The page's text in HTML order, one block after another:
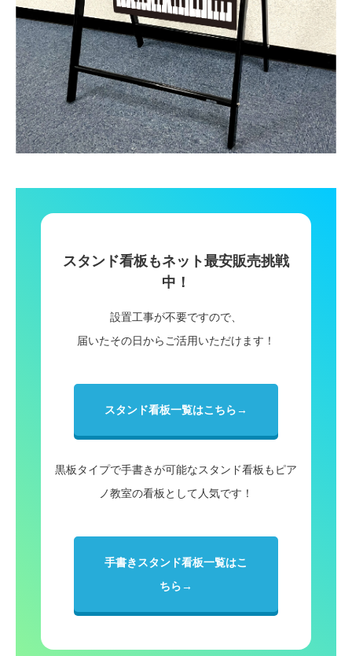
スタンド看板もネット最安販売挑戦
中！
設置工事が不要ですので、
届いたその日からご活用いただけます！
スタンド看板一覧はこちら→
黒板タイプで手書きが可能なスタンド看板もピア
ノ教室の看板として人気です！
手書きスタンド看板一覧はこ
ちら→